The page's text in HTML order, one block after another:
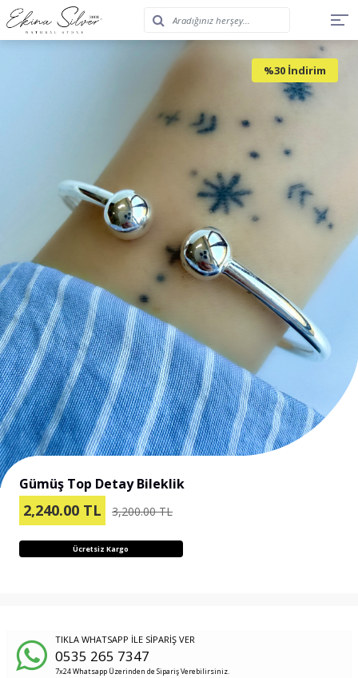
%30 İndirim
Gümüş Top Detay Bileklik
2,240.00 TL 3,200.00 TL
Ücretsiz Kargo
TIKLA WHATSAPP İLE SİPARİŞ VER
0535 265 7347
7x24 Whatsapp Üzerinden de Sipariş Verebilirsiniz.